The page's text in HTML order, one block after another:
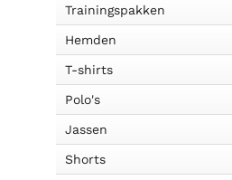
Trainingspakken
Hemden
T-shirts
Polo's
Jassen
Shorts